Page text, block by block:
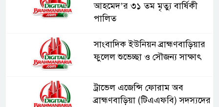
আহমেদ’র ৩১ তম মৃত্যু বার্ষিকী
পালিত
সাংবাদিক ইউনিয়ন ব্রাহ্মণবাড়িয়ার
ফুলেল শুভেচ্ছা ও সৌজন্য সাক্ষাৎ
ট্রাভেল এজেন্সি ফোরাম অব
ব্রাহ্মণবাড়িয়া (টিএএফবি) সদস্যদের